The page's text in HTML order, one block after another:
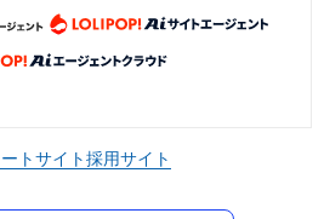
トサイト採用サイト